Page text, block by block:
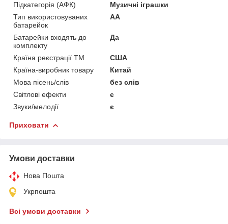
Підкатегорія (АФК)
Музичні іграшки
Тип використовуваних
батарейок
AA
Батарейки входять до
комплекту
Да
Країна реєстрації ТМ
США
Країна-виробник товару
Китай
Мова пісень/слів
без слів
Світлові ефекти
є
Звуки/мелодії
є
Приховати
Умови доставки
Нова Пошта
Укрпошта
Всі умови доставки